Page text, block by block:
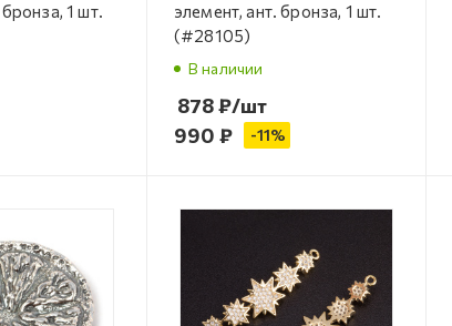
1 шт.
элемент, ант. бронза, 1 шт.
(#28105)
В наличии
878₽/шт
990 ₽
-11%